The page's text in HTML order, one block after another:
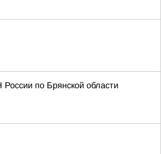
по Брянской области